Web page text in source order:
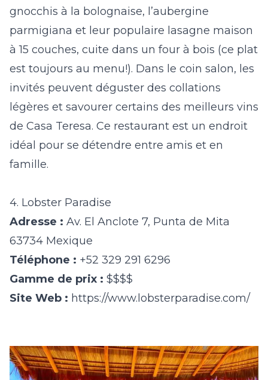
gnocchis à la bolognaise, l’aubergine
parmigiana et leur populaire lasagne maison
à 15 couches, cuite dans un four à bois (ce plat
est toujours au menu!). Dans le coin salon, les
invités peuvent déguster des collations
légères et savourer certains des meilleurs vins
de Casa Teresa. Ce restaurant est un endroit
idéal pour se détendre entre amis et en
famille.
4. Lobster Paradise
Adresse : Av. El Anclote 7, Punta de Mita
63734 Mexique
Téléphone : +52 329 291 6296
Gamme de prix : $$$$
Site Web : https://www.lobsterparadise.com/